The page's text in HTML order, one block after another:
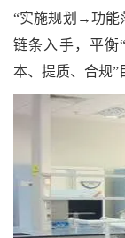
“实施规划→功
链条入手，平衡
本、提质、合规”